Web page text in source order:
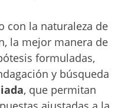
con la naturaleza de
la mejor manera de
formuladas,
y búsqueda
, que permitan